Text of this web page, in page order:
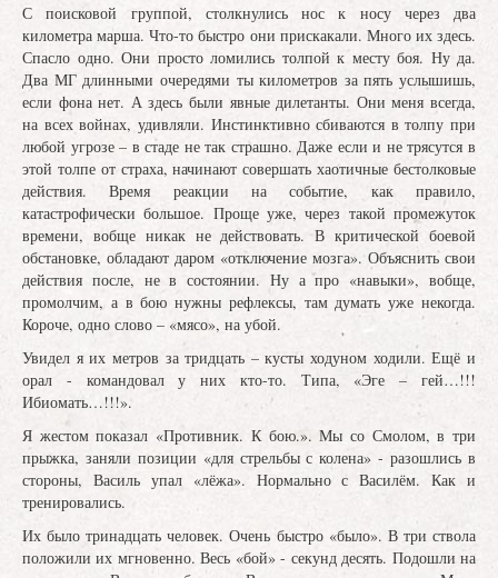
С поисковой группой, столкнулись нос к носу через два
километра марша. Что-то быстро они прискакали. Много их здесь.
Спасло одно. Они просто ломились толпой к месту боя. Ну да.
Два МГ длинными очередями ты километров за пять услышишь,
если фона нет. А здесь были явные дилетанты. Они меня всегда,
на всех войнах, удивляли. Инстинктивно сбиваются в толпу при
любой угрозе – в стаде не так страшно. Даже если и не трясутся в
этой толпе от страха, начинают совершать хаотичные бестолковые
действия. Время реакции на событие, как правило,
катастрофически большое. Проще уже, через такой промежуток
времени, вобще никак не действовать. В критической боевой
обстановке, обладают даром «отключение мозга». Объяснить свои
действия после, не в состоянии. Ну а про «навыки», вобще,
промолчим, а в бою нужны рефлексы, там думать уже некогда.
Короче, одно слово – «мясо», на убой.
Увидел я их метров за тридцать – кусты ходуном ходили. Ещё и
орал - командовал у них кто-то. Типа, «Эге – гей…!!!
Ибиомать…!!!».
Я жестом показал «Противник. К бою.». Мы со Смолом, в три
прыжка, заняли позиции «для стрельбы с колена» - разошлись в
стороны, Василь упал «лёжа». Нормально с Василём. Как и
тренировались.
Их было тринадцать человек. Очень быстро «было». В три ствола
положили их мгновенно. Весь «бой» - секунд десять. Подошли на